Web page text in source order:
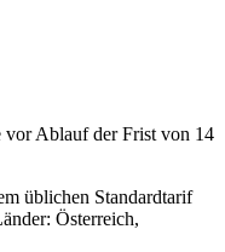
vor Ablauf der Frist von 14
üblichen Standardtarif
Österreich,